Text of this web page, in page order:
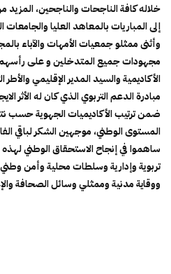
خلاله كافة الناجحات والناجحين، المزيد
إلى المباريات بالمعاهد العليا والجامعات
وأثنى ممثلو جمعيات الأمهات والآباء
مجهودات جميع المتدخلين و على رأسهم
الأكاديمية والسيد المدير الإقليمي
مبادرة الدعم التربوي الذي كان له الأثر
ضمن ترتيب الأكاديميات الجهوية حسب
المستوى الوطني، موجهين الشكر لباقي
ساهموا في إنجاح الاستحقاق الوطني
تربوية وإدارية وسلطات محلية وأمن
ووقاية مدنية وممثلي وسائل الصحافة